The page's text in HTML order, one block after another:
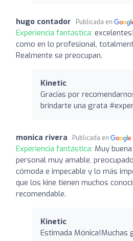
hugo contador Publicada en
Experiencia fantástica:
como en lo profesional,
Realmente se preocupan.
Kinetic
Gracias por
brindarte una grata
monica rivera Publicada en
Experiencia fantástica: Muy
personal muy amable,
cómoda e impecable y lo más
que los kine tienen muchos
recomendable.
Kinetic
Estimada Mónica!Muchas